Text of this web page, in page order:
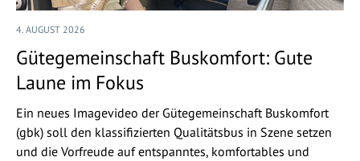
4. AUGUST 2026
Gütegemeinschaft Buskomfort: Gute
Laune im Fokus
Ein neues Imagevideo der Gütegemeinschaft Buskomfort
(gbk) soll den klassifizierten Qualitätsbus in Szene setzen
und die Vorfreude auf entspanntes, komfortables und